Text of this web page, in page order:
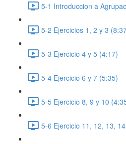
5-1 Introduccion a
5-2 Ejercicios 1, 2 y 3
5-3 Ejercicio 4 y 5 (4:17)
5-4 Ejercicio 6 y 7 (5:35)
5-5 Ejercicio 8, 9 y 10
5-6 Ejercicio 11, 12, 13,